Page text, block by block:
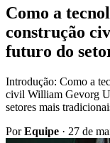
Como a
construção
futuro do
Introdução: Como a
civil William Gevorg
setores mais
PorEquipe · 27 de